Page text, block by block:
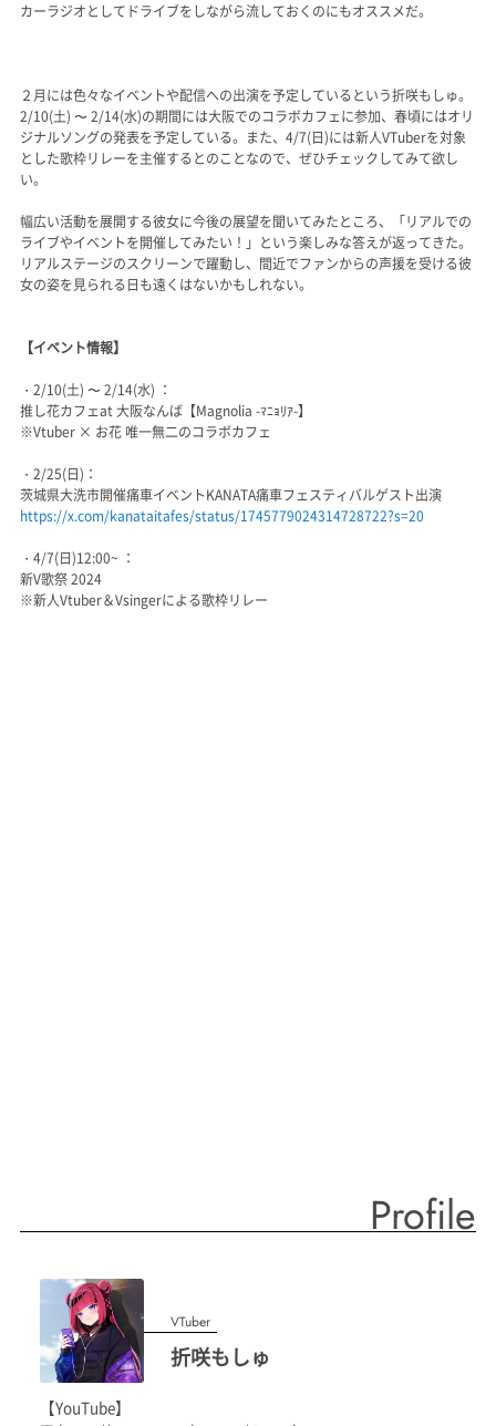
カーラジオとしてドライブをしながら流しておくのにもオススメだ。
２月には色々なイベントや配信への出演を予定しているという折咲もしゅ。
2/10(土) 〜 2/14(水)の期間には大阪でのコラボカフェに参加、春頃にはオリ
ジナルソングの発表を予定している。また、4/7(日)には新人VTuberを対象
とした歌枠リレーを主催するとのことなので、ぜひチェックしてみて欲し
い。
幅広い活動を展開する彼女に今後の展望を聞いてみたところ、「リアルでの
ライブやイベントを開催してみたい！」という楽しみな答えが返ってきた。
リアルステージのスクリーンで躍動し、間近でファンからの声援を受ける彼
女の姿を見られる日も遠くはないかもしれない。
【イベント情報】
・2/10(土) 〜 2/14(水) ：
推し花カフェat 大阪なんば【Magnolia -ﾏﾆｮﾘｱ-】
※Vtuber × お花 唯一無二のコラボカフェ
・2/25(日)：
茨城県大洗市開催痛車イベントKANATA痛車フェスティバルゲスト出演
https://x.com/kanataitafes/status/1745779024314728722?s=20
・4/7(日)12:00~ ：
新V歌祭 2024
※新人Vtuber＆Vsingerによる歌枠リレー
Profile
VTuber
折咲もしゅ
【YouTube】